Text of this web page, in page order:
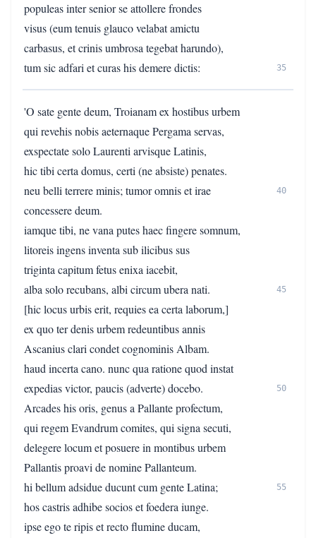
populeas inter senior se attollere frondes
visus (eum tenuis glauco velabat amictu
carbasus, et crinis umbrosa tegebat harundo),
tum sic adfari et curas his demere dictis:
35
'O sate gente deum, Troianam ex hostibus urbem
qui revehis nobis aeternaque Pergama servas,
exspectate solo Laurenti arvisque Latinis,
hic tibi certa domus, certi (ne absiste) penates.
neu belli terrere minis; tumor omnis et irae
40
concessere deum.
iamque tibi, ne vana putes haec fingere somnum,
litoreis ingens inventa sub ilicibus sus
triginta capitum fetus enixa iacebit,
alba solo recubans, albi circum ubera nati.
45
[hic locus urbis erit, requies ea certa laborum,]
ex quo ter denis urbem redeuntibus annis
Ascanius clari condet cognominis Albam.
haud incerta cano. nunc qua ratione quod instat
expedias victor, paucis (adverte) docebo.
50
Arcades his oris, genus a Pallante profectum,
qui regem Evandrum comites, qui signa secuti,
delegere locum et posuere in montibus urbem
Pallantis proavi de nomine Pallanteum.
hi bellum adsidue ducunt cum gente Latina;
55
hos castris adhibe socios et foedera iunge.
ipse ego te ripis et recto flumine ducam,